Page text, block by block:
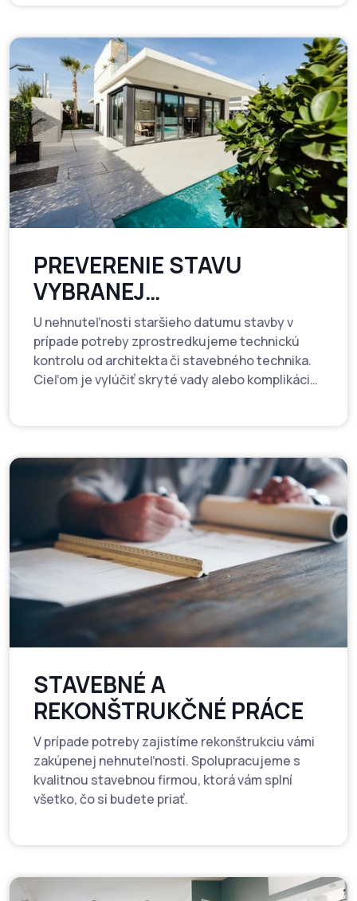
PREVERENIE STAVU
VYBRANEJ
NEHNUTEĽNOSTI
U nehnuteľnosti staršieho datumu stavby v
prípade potreby zprostredkujeme technickú
kontrolu od architekta či stavebného technika.
Cieľom je vylúčiť skryté vady alebo komplikácie,
STAVEBNÉ A
REKONŠTRUKČNÉ PRÁCE
V prípade potreby zajistíme rekonštrukciu vámi
zakúpenej nehnuteľnosti. Spolupracujeme s
kvalitnou stavebnou firmou, ktorá vám splní
všetko, čo si budete priať.